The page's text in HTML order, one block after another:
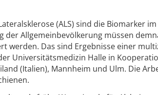
(ALS) sind die Biomarker
der Allgemeinbevölkerung müssen
werden. Das sind Ergebnisse einer
Universitätsmedizin Halle in
(Italien), Mannheim und Ulm. Die